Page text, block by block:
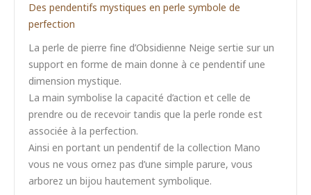
Des pendentifs mystiques en perle symbole de
perfection
La perle de pierre fine d’Obsidienne Neige sertie sur un
support en forme de main donne à ce pendentif une
dimension mystique.
La main symbolise la capacité d’action et celle de
prendre ou de recevoir tandis que la perle ronde est
associée à la perfection.
Ainsi en portant un pendentif de la collection Mano
vous ne vous ornez pas d’une simple parure, vous
arborez un bijou hautement symbolique.